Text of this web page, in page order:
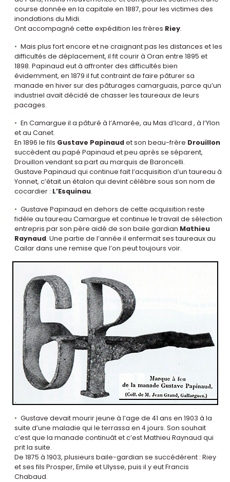
course donnée en la capitale en 1887, pour les victimes des
inondations du Midi.
Ont accompagné cette expédition les frères Riey.
Mais plus fort encore et ne craignant pas les distances et les
difficultés de déplacement, il fit courir à Oran entre 1895 et
1898. Papinaud eut à affronter des difficultés bien
évidemment, en 1879 il fut contraint de faire pâturer sa
manade en hiver sur des pâturages camarguais, parce qu’un
industriel avait décidé de chasser les taureaux de leurs
pacages.
En Camargue il a pâturé à l’Amarée, au Mas d’Icard , à l’Ylon
et au Canet.
En 1896 le fils Gustave Papinaudet son beau-frère Drouillon
succèdent au papé Papinaud et peu après se séparent,
Drouillon vendant sa part au marquis de Baroncelli.
Gustave Papinaud qui continue fait l’acquisition d’un taureau à
Yonnet, c’était un étalon qui devint célèbre sous son nom de
cocardier : L’Esquinau.
Gustave Papinaud en dehors de cette acquisition reste
fidèle au taureau Camargue et continue le travail de sélection
entrepris par son père aidé de son baile gardian Mathieu
Raynaud. Une partie de l’année il enfermait ses taureaux au
Cailar dans une remise que l’on peut toujours voir.
Gustave devait mourir jeune à l’age de 41 ans en 1903 à la
suite d’une maladie qui le terrassa en 4 jours. Son souhait
c’est que la manade continuât et c’est Mathieu Raynaud qui
prit la suite.
De 1875 à 1903, plusieurs baile-gardian se succédèrent : Riey
et ses fils Prosper, Emile et Ulysse, puis il y eut Francis
Chabaud.